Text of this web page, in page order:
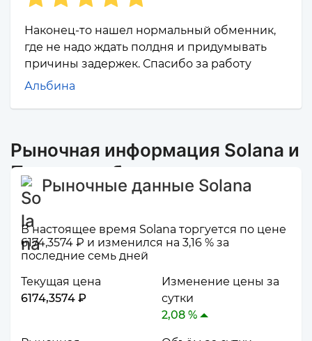
Наконец-то нашел нормальный обменник,
где не надо ждать полдня и придумывать
причины задержек. Спасибо за работу
Альбина
Рыночная информация Solana и
Промсвязьбанк
Рыночные данные Solana
В настоящее время Solana торгуется по цене
6174,3574 ₽ и изменился на 3,16 % за
последние семь дней
Текущая цена
6174,3574 ₽
Изменение цены за
сутки
2,08 %